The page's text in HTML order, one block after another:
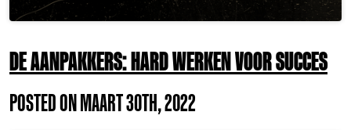
DE AANPAKKERS: HARD WERKEN VOOR SUCCES
POSTED ON MAART 30TH, 2022